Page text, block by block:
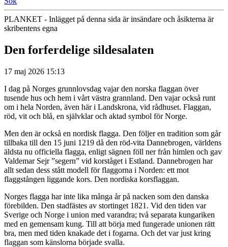
PLANKET - Inlägget på denna sida är insändare och åsikterna är
skribentens egna
Den forferdelige sildesalaten
17 maj 2026 15:13
I dag på Norges grunnlovsdag vajar den norska flaggan över
tusende hus och hem i vårt västra grannland. Den vajar också runt
om i hela Norden, även här i Landskrona, vid rådhuset. Flaggan,
röd, vit och blå, en självklar och aktad symbol för Norge.
Men den är också en nordisk flagga. Den följer en tradition som går
tillbaka till den 15 juni 1219 då den röd-vita Dannebrogen, världens
äldsta nu officiella flagga, enligt sägnen föll ner från himlen och gav
Valdemar Sejr ”segern” vid korståget i Estland. Dannebrogen har
allt sedan dess stått modell för flaggorna i Norden: ett mot
flaggstången liggande kors. Den nordiska korsflaggan.
Norges flagga har inte lika många år på nacken som den danska
förebilden. Den stadfästes av stortinget 1821. Vid den tiden var
Sverige och Norge i union med varandra; två separata kungariken
med en gemensam kung. Till att börja med fungerade unionen rätt
bra, men med tiden knakade det i fogarna. Och det var just kring
flaggan som känslorna började svalla.